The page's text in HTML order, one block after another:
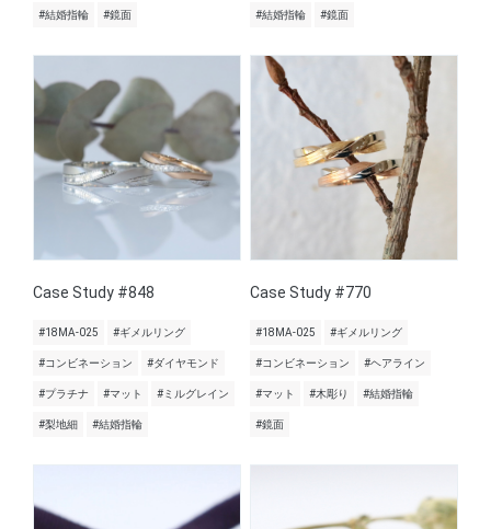
#結婚指輪 #鏡面 #結婚指輪 #鏡面
Case Study #848
#18MA-025 #ギメルリング
#コンビネーション #ダイヤモンド
#プラチナ #マット #ミルグレイン
#梨地細 #結婚指輪
Case Study #770
#18MA-025 #ギメルリング
#コンビネーション #ヘアライン
#マット #木彫り #結婚指輪
#鏡面